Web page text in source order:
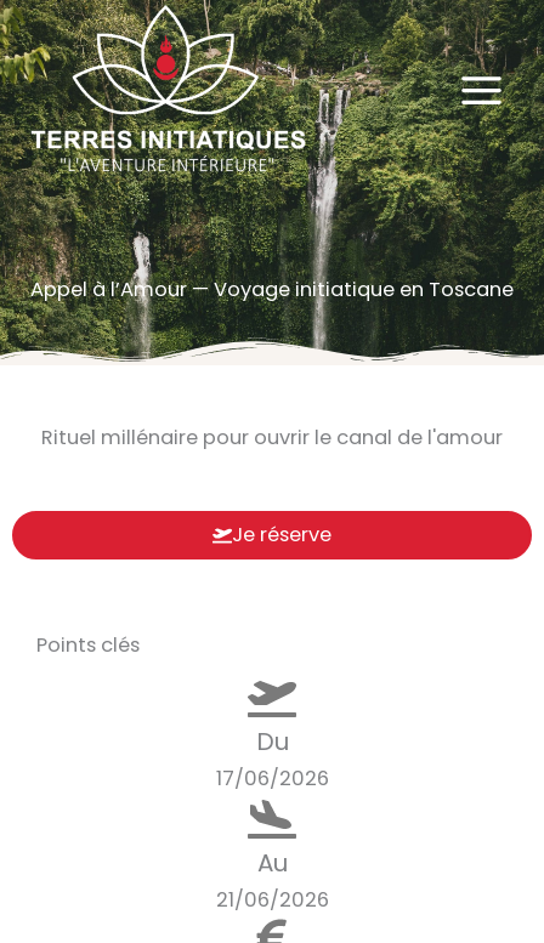
Aller
au
contenu
Appel à l’Amour — Voyage initiatique en Toscane
Rituel millénaire pour ouvrir le canal de l'amour
Je réserve
Points clés
Du
17/06/2026
Au
21/06/2026